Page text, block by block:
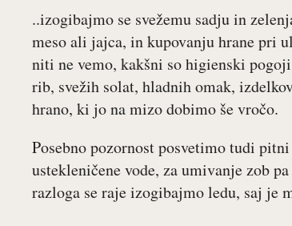
..izogibajmo se svežemu sadju in
meso ali jajca, in kupovanju hrane pri
niti ne vemo, kakšni so higienski
rib, svežih solat, hladnih omak,
hrano, ki jo na mizo dobimo še vročo.
Posebno pozornost posvetimo tudi
ustekleničene vode, za umivanje zob
razloga se raje izogibajmo ledu, saj je